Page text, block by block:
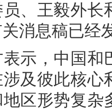
、王毅外长
消息稿已经
，中国和
及彼此核心
区形势复杂